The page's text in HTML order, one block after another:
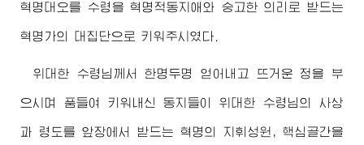
혁명대오를 수령 을 혁명적동지애와 숭고한 의리로 받드는
혁명가의 대집단으로 키워주시였다.
위대한 수령님께서 한명두명 얻어내고 뜨거운 정을 부
으시며 품들여 키워내신 동지들이위대한 수령님의 사상
과 령도를 앞장에서 받드는 혁명의 지휘성원, 핵심골간을